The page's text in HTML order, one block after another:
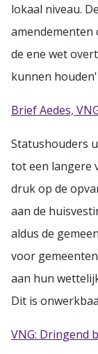
lokaal niveau.
amendementen
de ene wet
kunnen houden'
Brief Aedes,
Statushouders
tot een langere
druk op de
aan de
aldus de
voor
aan hun
Dit is
VNG: Dringend